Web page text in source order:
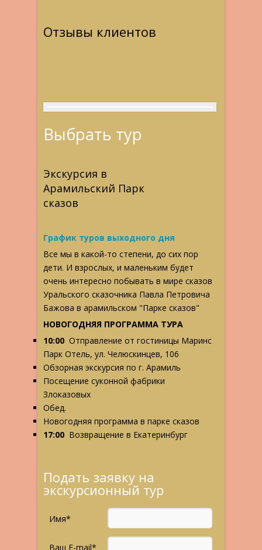
Отзывы клиентов
Выбрать тур
Экскурсия в
Арамильский Парк
сказов
График туров выходного дня
Все мы в какой-то степени, до сих пор
дети. И взрослых, и маленьким будет
очень интересно побывать в мире сказов
Уральского сказочника Павла Петровича
Бажова в арамильском "Парке сказов"
НОВОГОДНЯЯ ПРОГРАММА ТУРА
10:00 Отправление от гостиницы Маринс
Парк Отель, ул. Челюскинцев, 106
Обзорная экскурсия по г. Арамиль
Посещение суконной фабрики
Злоказовых
Обед.
Новогодняя программа в парке сказов
17:00 Возвращение в Екатеринбург
Подать заявку на
экскурсионный тур
Имя*
Ваш E-mail*